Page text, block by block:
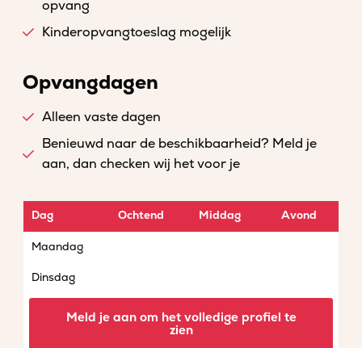
opvang
Kinderopvangtoeslag mogelijk
Opvangdagen
Alleen vaste dagen
Benieuwd naar de beschikbaarheid? Meld je
aan, dan checken wij het voor je
Dag Ochtend Middag Avond
Maandag
Dinsdag
Meld je aan om het volledige profiel te
zien